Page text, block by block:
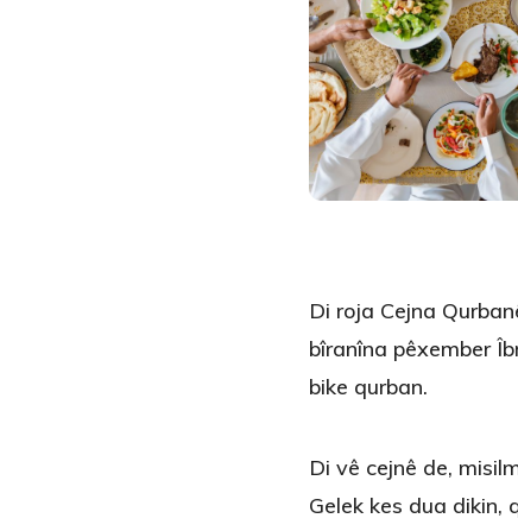
Di roja Cejna
bîranîna pêxember
bike qurban.
Di vê cejnê de,
Gelek kes dua dikin,